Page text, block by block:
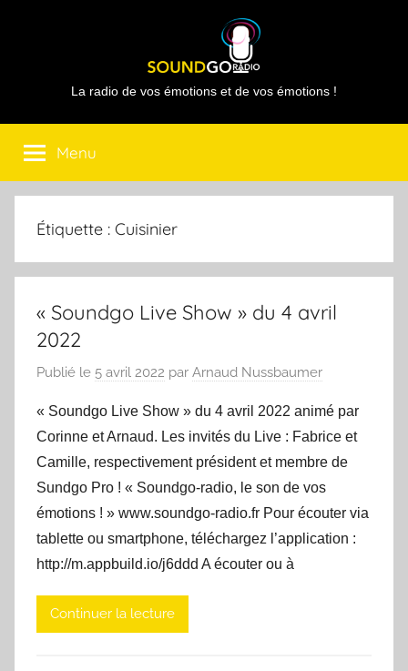
Sound
Go
Radio
La radio de vos émotions et de vos émotions !
Menu
Étiquette : Cuisinier
« Soundgo Live Show » du 4 avril
2022
Publié le 5 avril 2022 par Arnaud Nussbaumer
« Soundgo Live Show » du 4 avril 2022 animé par
Corinne et Arnaud. Les invités du Live : Fabrice et
Camille, respectivement président et membre de
Sundgo Pro ! « Soundgo-radio, le son de vos
émotions ! » www.soundgo-radio.fr Pour écouter via
tablette ou smartphone, téléchargez l’application :
http://m.appbuild.io/j6ddd A écouter ou à
Continuer la lecture